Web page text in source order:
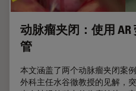
动脉瘤夹闭：使用
管
本文涵盖了两个动脉瘤夹闭案
外科主任水谷徹教授的见解，